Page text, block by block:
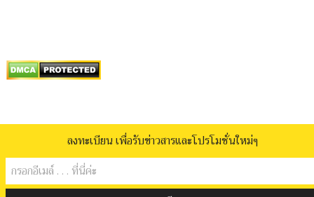
รับผลิต.com
กฎความเป็นส่วนตัว
ข้อกำหนดและเงื่อนไข
เกี่ยวกับเรา
ลงทะเบียน เพื่อรับข่าวสารและโปรโมชั่นใหม่ๆ